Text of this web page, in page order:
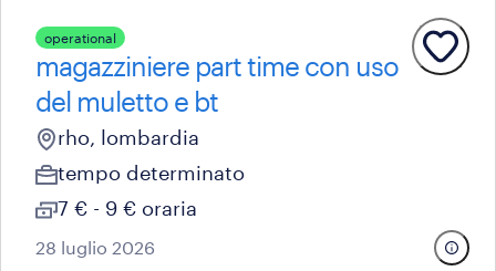
operational
magazziniere part time con uso
del muletto e bt
rho, lombardia
tempo determinato
7 € - 9 € oraria
28 luglio 2026